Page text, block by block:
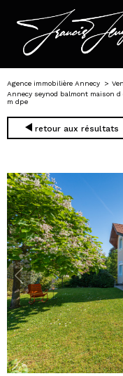
Agence immobilière Annecy
Annecy seynod balmont maison
m dpe
retour aux résultats